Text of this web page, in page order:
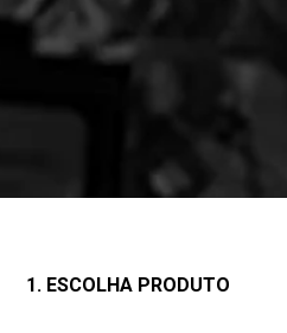
1. ESCOLHA PRODUTO